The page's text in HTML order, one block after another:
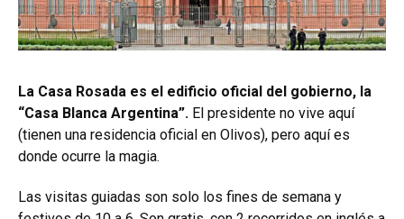
La Casa Rosada es el edificio oficial del gobierno, la
“Casa Blanca Argentina”. El presidente no vive aquí
(tienen una residencia oficial en Olivos), pero aquí es
donde ocurre la magia.
Las visitas guiadas son solo los fines de semana y